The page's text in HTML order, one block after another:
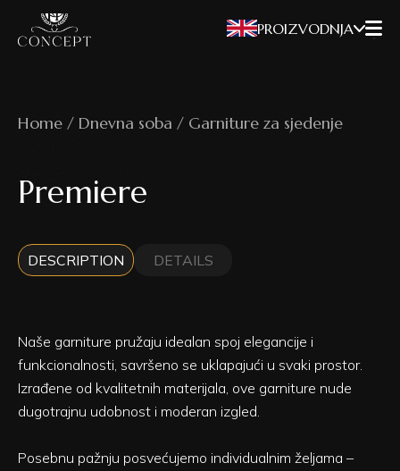
PROIZVODNJA
Home / Dnevna soba / Garniture za sjedenje
Premiere
DESCRIPTION DETAILS
Naše garniture pružaju idealan spoj elegancije i
funkcionalnosti, savršeno se uklapajući u svaki prostor.
Izrađene od kvalitetnih materijala, ove garniture nude
dugotrajnu udobnost i moderan izgled.
Posebnu pažnju posvećujemo individualnim željama –